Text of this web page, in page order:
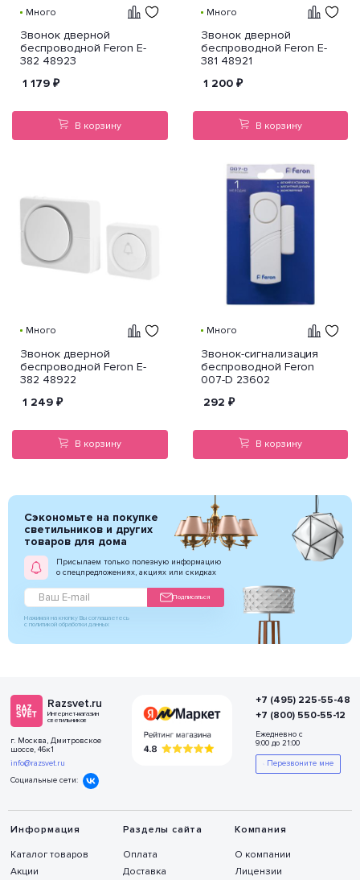
Много
Звонок дверной
беспроводной Feron E-
382 48923
1 179 ₽
В корзину
Много
Звонок дверной
беспроводной Feron E-
381 48921
1 200₽
В корзину
Много
Звонок дверной
беспроводной Feron E-
382 48922
1 249 ₽
В корзину
Много
Звонок-сигнализация
беспроводной Feron
007-D 23602
292 ₽
В корзину
Сэкономьте на покупке
светильников и других
товаров для дома
Присылаем только полезную информацию
о спецпредложениях, акциях или скидках
Подписаться
Нажимая на кнопку Вы соглашаетесь
с политикой обработки данных
Razsvet.ru
Интернет-магазин
светильников
г. Москва, Дмитровское
шоссе, 46к1
info@razsvet.ru
Социальные сети:
Информация
Каталог товаров
Акции
Разделы сайта
Оплата
Доставка
Компания
О компании
Лицензии
+7 (495) 225-55-48
+7 (800) 550-55-12
Ежедневно с
9:00 до 21:00
Перезвоните мне